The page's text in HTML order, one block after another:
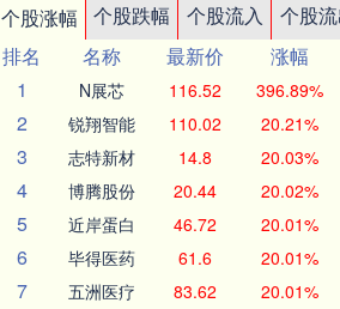
个股涨幅 个股跌幅 个股流入 个股
排名
名称 最新价 涨幅
1
N展芯 116.52 396.89%
2 锐翔智能 110.02 20.21%
3 志特新材 14.8 20.03%
4 博腾股份 20.44 20.02%
5 近岸蛋白 46.72 20.01%
6 毕得医药 61.6 20.01%
7 五洲医疗 83.62 20.01%